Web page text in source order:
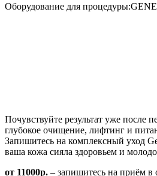
Оборудование для процедуры:
Почувствуйте результат уже после
глубокое очищение, лифтинг и
Запишитесь на комплексный уход
ваша кожа сияла здоровьем и
от 11000р. – запишитесь на приём в